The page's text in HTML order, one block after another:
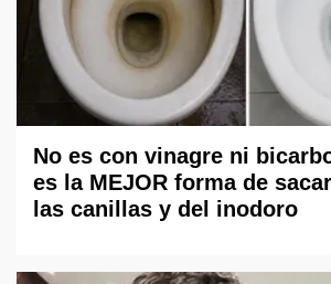
No es con vinagre ni
es la MEJOR forma de
las canillas y del inodoro